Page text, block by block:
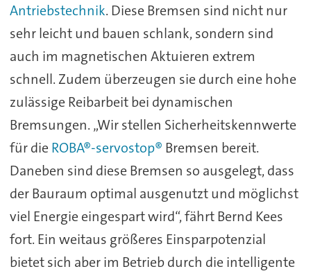
Antriebstechnik. Diese Bremsen sind nicht nur
sehr leicht und bauen schlank, sondern sind
auch im magnetischen Aktuieren extrem
schnell. Zudem überzeugen sie durch eine hohe
zulässige Reibarbeit bei dynamischen
Bremsungen. „Wir stellen Sicherheitskennwerte
für die ROBA®-servostop® Bremsen bereit.
Daneben sind diese Bremsen so ausgelegt, dass
der Bauraum optimal ausgenutzt und möglichst
viel Energie eingespart wird“, fährt Bernd Kees
fort. Ein weitaus größeres Einsparpotenzial
bietet sich aber im Betrieb durch die intelligente